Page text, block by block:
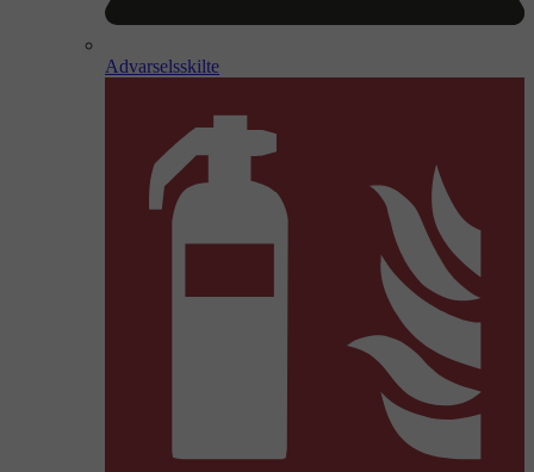
Advarselsskilte